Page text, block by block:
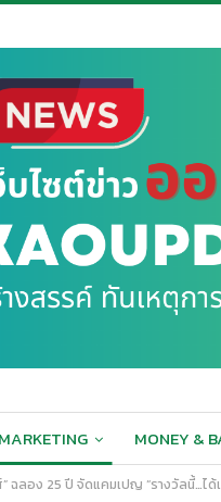
MONEY &
ฉลอง 25 ปี จัดแคมเปญ “รางวัลนี้…ไ